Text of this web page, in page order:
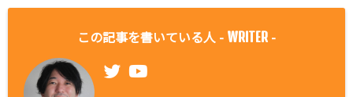
この記事を書いている人 - WRITER -